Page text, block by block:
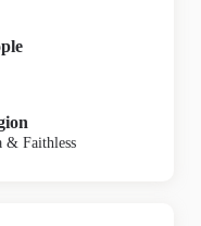
& Faithless